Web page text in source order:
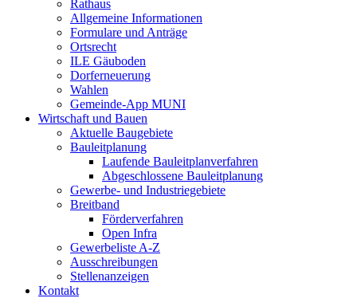
Rathaus
Allgemeine Informationen
Formulare und Anträge
Ortsrecht
ILE Gäuboden
Dorferneuerung
Wahlen
Gemeinde-App MUNI
Wirtschaft und Bauen
Aktuelle Baugebiete
Bauleitplanung
Laufende Bauleitplanverfahren
Abgeschlossene Bauleitplanung
Gewerbe- und Industriegebiete
Breitband
Förderverfahren
Open Infra
Gewerbeliste A-Z
Ausschreibungen
Stellenanzeigen
Kontakt